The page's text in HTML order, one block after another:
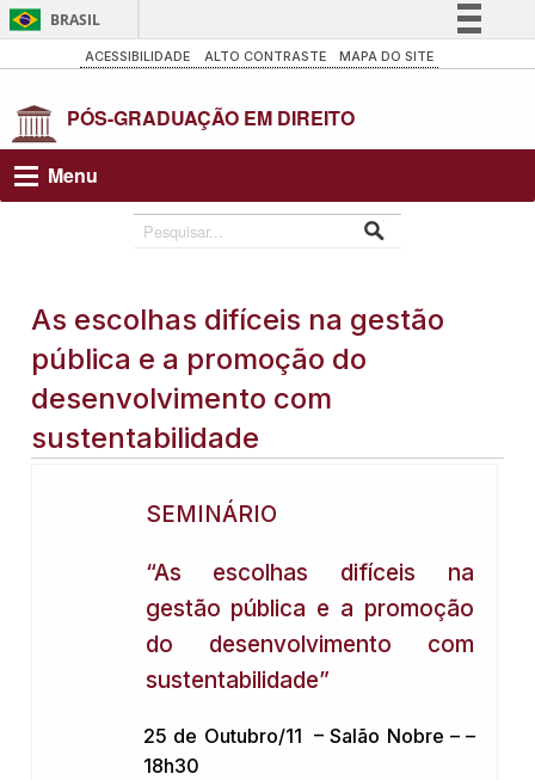
BRASIL
Simplifique!
Participe
Legislação
Canais
ACESSIBILIDADE ALTO CONTRASTE MAPA DO SITE
Menu
As escolhas difíceis na gestão
pública e a promoção do
desenvolvimento com
sustentabilidade
SEMINÁRIO
“As escolhas difíceis na
gestão pública e a promoção
do desenvolvimento com
sustentabilidade”
25 de Outubro/11 – Salão Nobre – –
18h30